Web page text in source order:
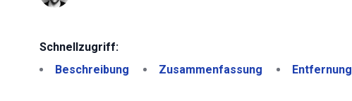
Schnellzugriff:
Beschreibung
Zusammenfassung Entfernung